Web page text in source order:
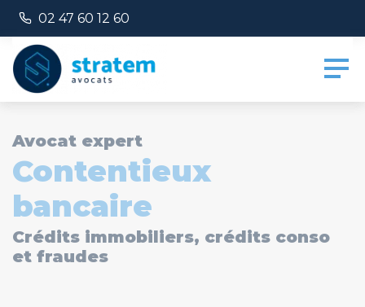
Numéro de téléphone :
02 47 60 12 60
Avocat expert
Contentieux
bancaire
Crédits immobiliers, crédits conso
et fraudes
Panneau de gestion des cookies